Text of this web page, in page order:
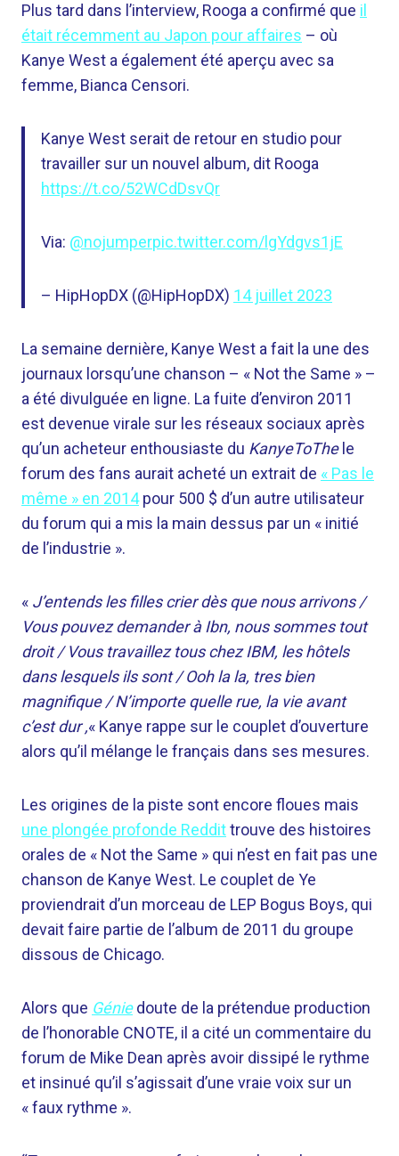
Plus tard dans l’interview, Rooga a confirmé que il
était récemment au Japon pour affaires – où
Kanye West a également été aperçu avec sa
femme, Bianca Censori.
Kanye West serait de retour en studio pour
travailler sur un nouvel album, dit Rooga
https://t.co/52WCdDsvQr
Via: @nojumperpic.twitter.com/lgYdgvs1jE
– HipHopDX (@HipHopDX) 14 juillet 2023
La semaine dernière, Kanye West a fait la une des
journaux lorsqu’une chanson – « Not the Same » –
a été divulguée en ligne. La fuite d’environ 2011
est devenue virale sur les réseaux sociaux après
qu’un acheteur enthousiaste du KanyeToThele
forum des fans aurait acheté un extrait de « Pas le
même » en 2014pour 500 $ d’un autre utilisateur
du forum qui a mis la main dessus par un « initié
de l’industrie ».
« J’entends les filles crier dès que nous arrivons /
Vous pouvez demander à Ibn, nous sommes tout
droit / Vous travaillez tous chez IBM, les hôtels
dans lesquels ils sont / Ooh la la, tres bien
magnifique / N’importe quelle rue, la vie avant
c’est dur ,« Kanye rappe sur le couplet d’ouverture
alors qu’il mélange le français dans ses mesures.
Les origines de la piste sont encore floues mais
une plongée profonde Reddittrouve des histoires
orales de « Not the Same » qui n’est en fait pas une
chanson de Kanye West. Le couplet de Ye
proviendrait d’un morceau de LEP Bogus Boys, qui
devait faire partie de l’album de 2011 du groupe
dissous de Chicago.
Alors que Géniedoute de la prétendue production
de l’honorable CNOTE, il a cité un commentaire du
forum de Mike Dean après avoir dissipé le rythme
et insinué qu’il s’agissait d’une vraie voix sur un
« faux rythme ».